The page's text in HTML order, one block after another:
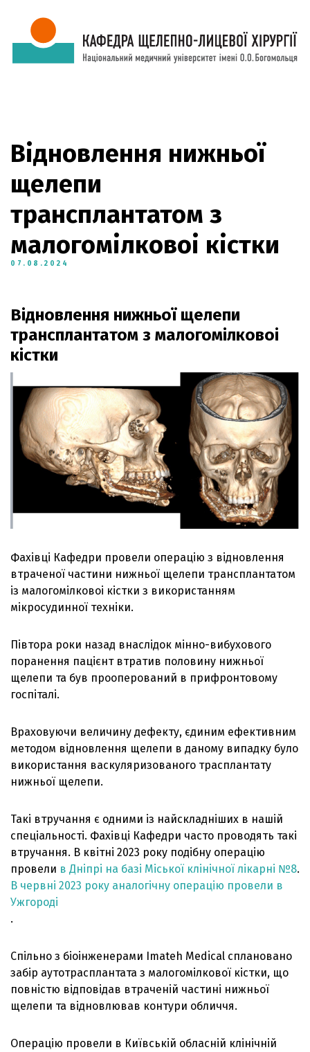
Відновлення нижньої
щелепи
трансплантатом з
малогомілковоі кістки
07.08.2024
Відновлення нижньої щелепи
трансплантатом з малогомілковоі
кістки
Фахівці Кафедри провели операцію з відновлення
втраченої частини нижньої щелепи трансплантатом
із малогомілковоі кістки з використанням
мікросудинної техніки.
Півтора роки назад внаслідок мінно-вибухового
поранення пацієнт втратив половину нижньої
щелепи та був прооперований в прифронтовому
госпіталі.
Враховуючи величину дефекту, єдиним ефективним
методом відновлення щелепи в даному випадку було
використання васкуляризованого трасплантату
нижньої щелепи.
Такі втручання є одними із найскладніших в нашій
спеціальності. Фахівці Кафедри часто проводять такі
втручання. В квітні 2023 року подібну операцію
провели в Дніпрі на базі Міської клінічної лікарні №8.
В червні 2023 року аналогічну операцію провели в
Ужгороді
.
Спільно з біоінженерами Imateh Medical сплановано
забір аутотрасплантата з малогомілкової кістки, що
повністю відповідав втраченій частині нижньої
щелепи та відновлював контури обличчя.
Операцію провели в Київській обласній клінічній